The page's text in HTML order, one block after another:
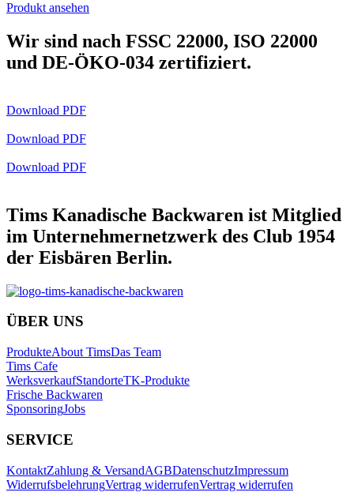
Produkt ansehen
Wir sind nach FSSC 22000, ISO 22000
und DE-ÖKO-034 zertifiziert.
Download PDF
Download PDF
Download PDF
Tims Kanadische Backwaren ist Mitglied
im Unternehmernetzwerk des Club 1954
der Eisbären Berlin.
ÜBER UNS
ProdukteAbout TimsDas Team
Tims Cafe
WerksverkaufStandorteTK-Produkte
Frische Backwaren
SponsoringJobs
SERVICE
KontaktZahlung & VersandAGBDatenschutzImpressum
WiderrufsbelehrungVertrag widerrufenVertrag widerrufen